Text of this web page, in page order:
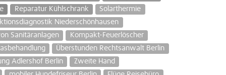
Reparatur Kühlschrank
Solarthermie
Niederschönhausen
Sanitäranlagen
Kompakt-Feuerlöscher
Überstunden Rechtsanwalt Berlin
Adlershof Berlin
Zweite Hand